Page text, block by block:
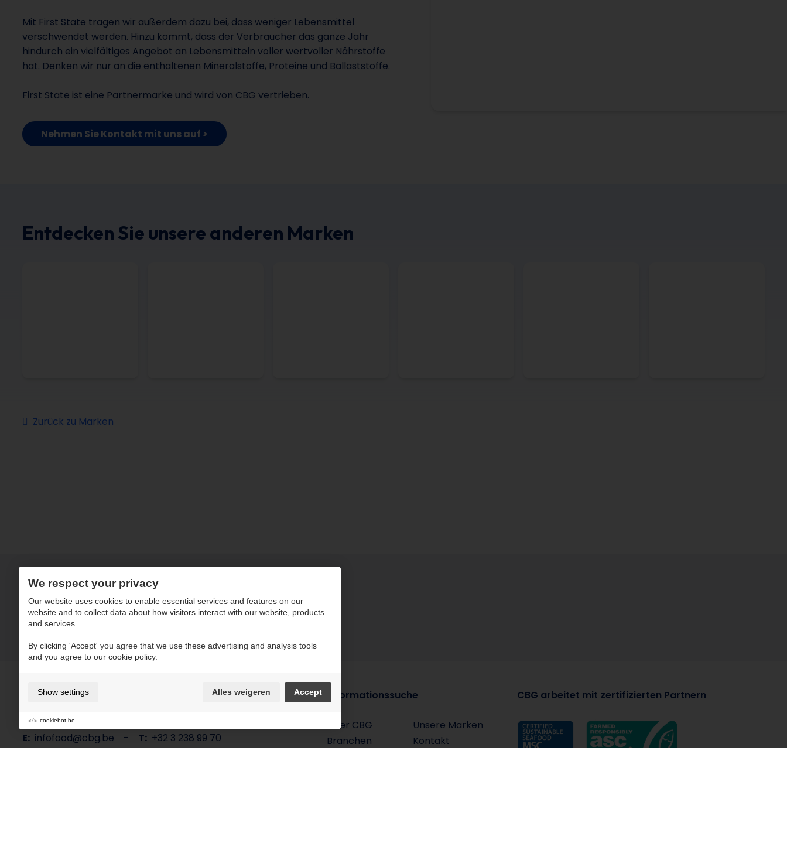
Mit First State tragen wir außerdem dazu bei, dass weniger Lebensmittel
verschwendet werden. Hinzu kommt, dass der Verbraucher das ganze Jahr
hindurch ein vielfältiges Angebot an Lebensmitteln voller wertvoller Nährstoffe
hat. Denken wir nur an die enthaltenen Mineralstoffe, Proteine und Ballaststoffe.
First State ist eine Partnermarke und wird von CBG vertrieben.
Nehmen Sie Kontakt mit uns auf >
Entdecken Sie unsere anderen Marken
Zurück zu Marken
Boomsesteenweg 28
E: infofood@cbg.be - T: +32 3 238 99 70
Informationssuche
Über CBG
Branchen
Unsere Marken
Kontakt
CBG arbeitet mit zertifizierten Partnern
We respect your privacy
Our website uses cookies to enable essential services and features on our
website and to collect data about how visitors interact with our website, products
and services.
By clicking 'Accept' you agree that we use these advertising and analysis tools
and you agree to our cookie policy.
Show settings Alles weigeren Accept
cookiebot.be